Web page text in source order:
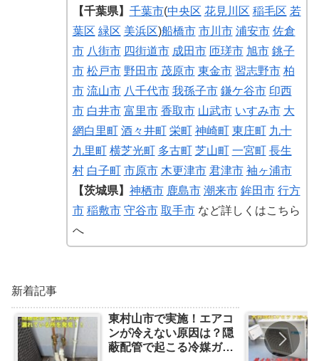
【千葉県】 千葉市(中央区 花見川区 稲毛区 若
葉区 緑区 美浜区)船橋市 市川市 浦安市 佐倉
市 八街市 四街道市 成田市 匝瑳市 旭市 銚子
市 松戸市 野田市 茂原市 東金市 習志野市 柏
市 流山市 八千代市 我孫子市 鎌ケ谷市 印西
市 白井市 富里市 香取市 山武市 いすみ市 大
網白里町 酒々井町 栄町 神崎町 東庄町 九十
九里町 横芝光町 多古町 芝山町 一宮町 長生
村 白子町 市原市 木更津市 君津市 袖ヶ浦市
【茨城県】 神栖市 鹿島市 潮来市 鉾田市 行方
市 稲敷市 守谷市 取手市など詳しくはこちら
へ
新着記事
東村山市で実施！エアコ
ンが冷えない原因は？隠
蔽配管で起こる冷媒ガス